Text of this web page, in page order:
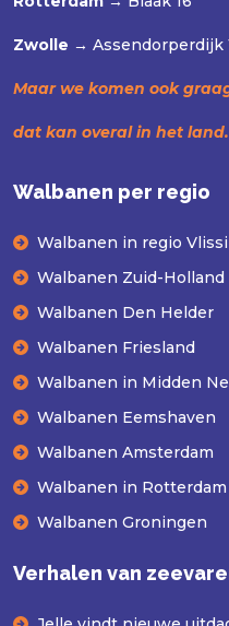
Zwolle → Assendorperdijk
Maar we komen ook
dat kan overal in het land.
Walbanen per regio
Walbanen in regio
Walbanen Zuid-Holland
Walbanen Den Helder
Walbanen Friesland
Walbanen in Midden
Walbanen Eemshaven
Walbanen Amsterdam
Walbanen in Rotterdam
Walbanen Groningen
Verhalen van